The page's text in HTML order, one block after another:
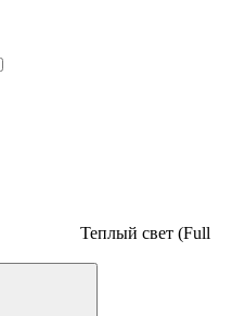
Теплый свет (Full